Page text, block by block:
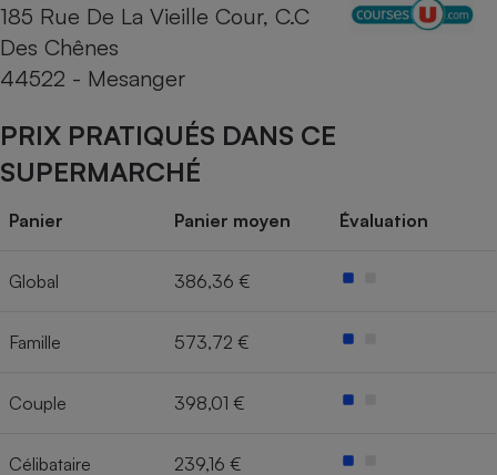
185 Rue De La Vieille Cour, C.C
Des Chênes
44522 - Mesanger
PRIX PRATIQUÉS DANS CE
SUPERMARCHÉ
Panier Panier moyen Évaluation
Global 386,36 €
Famille 573,72 €
Couple 398,01 €
Célibataire 239,16 €
Cafetière à expressos